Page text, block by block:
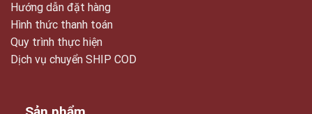
Hướng dẫn đặt hàng
Hình thức thanh toán
Quy trình thực hiện
Dịch vụ chuyển SHIP COD